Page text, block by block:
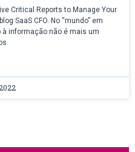
Critical Reports to Manage Your
SaaS CFO. No “mundo” em
informação não é mais um